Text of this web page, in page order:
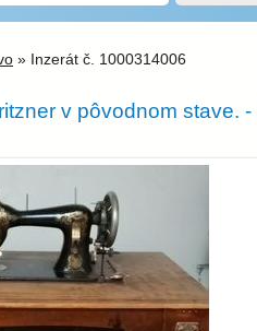
» Inzerát č. 1000314006
v pôvodnom stave. -